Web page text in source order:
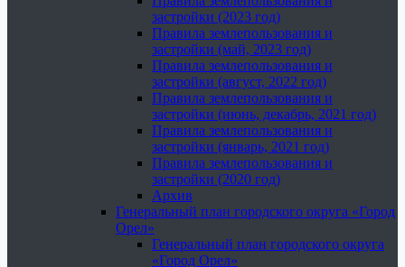
застройки (2023 год)
Правила землепользования и
застройки (май, 2023 год)
Правила землепользования и
застройки (август, 2022 год)
Правила землепользования и
застройки (июнь, декабрь, 2021 год)
Правила землепользования и
застройки (январь, 2021 год)
Правила землепользования и
застройки (2020 год)
Архив
Генеральный план городского округа «Город
Орел»
Генеральный план городского округа
«Город Орел»